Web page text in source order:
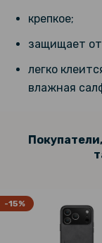
Матовый чехол
Защитное стекло
крепкое;
защищает
легко
влажная
-15%